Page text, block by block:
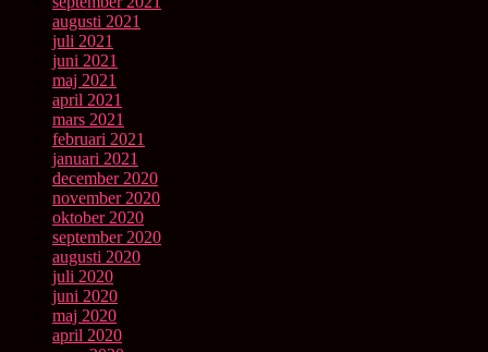
augusti 2021
juli 2021
juni 2021
maj 2021
april 2021
mars 2021
februari 2021
januari 2021
december 2020
november 2020
oktober 2020
september 2020
augusti 2020
juli 2020
juni 2020
maj 2020
april 2020